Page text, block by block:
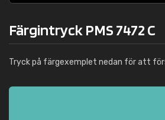
Färgintryck PMS 7472 C
Tryck på färgexemplet nedan för att